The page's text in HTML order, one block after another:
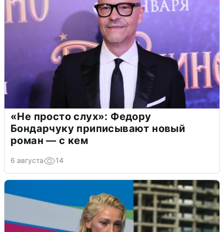
«Не просто слух»: Федору
Бондарчуку приписывают новый
роман — с кем
6 августа 14